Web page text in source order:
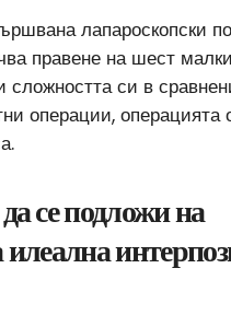
лапароскопски
правене на шест
сложността си в
операции, операцията
се подложи на
илеална